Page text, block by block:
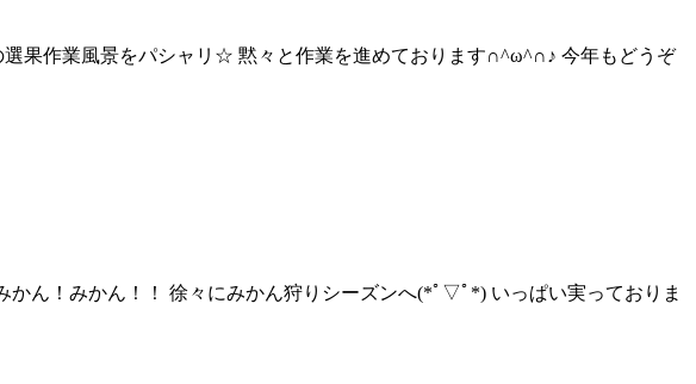
果作業風景をパシャリ☆ 黙々と作業を進めております∩^ω^∩♪ 今年もどうぞ
ん！みかん！！ 徐々にみかん狩りシーズンへ(*ﾟ▽ﾟ*) いっぱい実っておりま